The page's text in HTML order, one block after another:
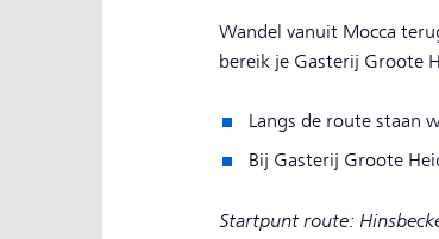
Wandel vanuit Mocca
bereik je Gasterij Groote
Langs de route staan
Bij Gasterij Groote
Startpunt route: